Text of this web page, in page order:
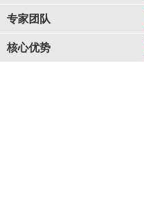
专家团队
核心优势